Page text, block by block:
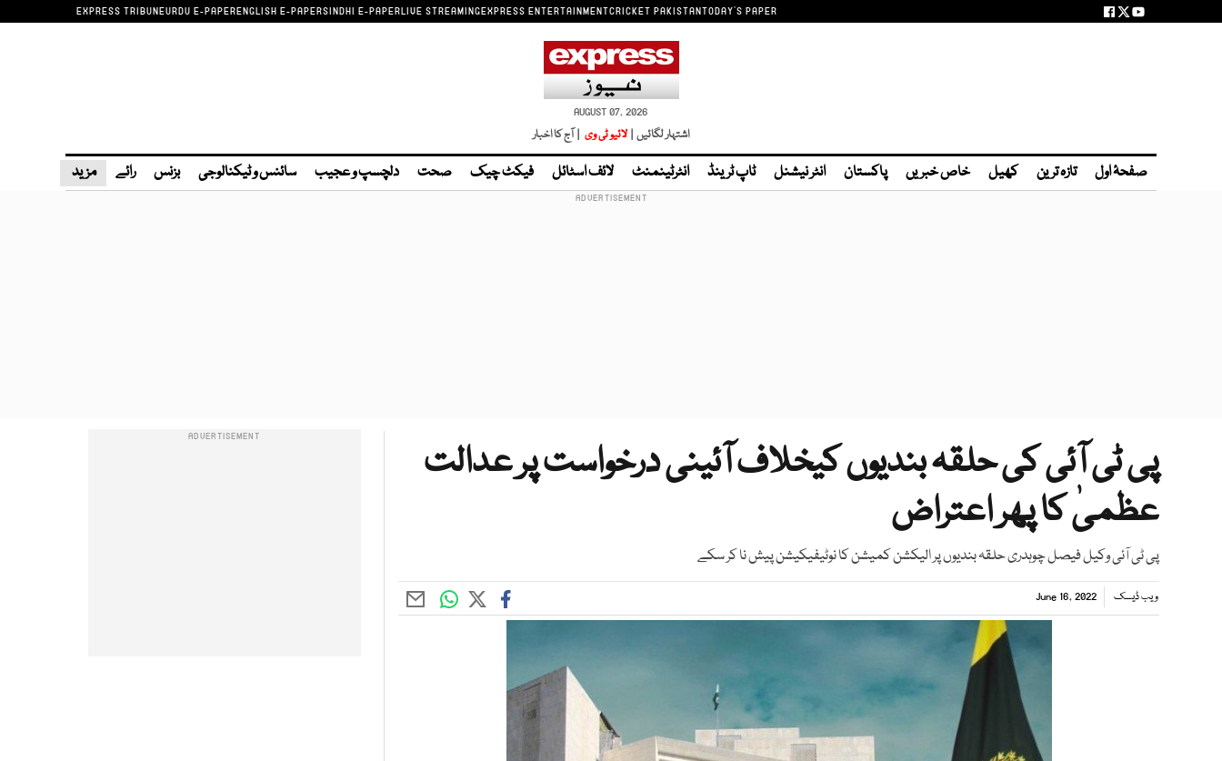
EXPRESS TRIBUNEURDU E-PAPERENGLISH E-PAPERSINDHI E-PAPERLIVE STREAMINGEXPRESS ENTERTAINMENTCRICKET PAKISTANTODAY'S PAPER
AUGUST 07, 2026
اشتہار لگائیں | لائیو ٹی وی | آج کا اخبار
صفحۂ اول تازہ ترین کھیل خاص خبریں پاکستان انٹر نیشنل ٹاپ ٹرینڈ انٹرٹینمنٹ لائف اسٹائل فیکٹ چیک صحت دلچسپ و عجیب سائنس و ٹیکنالوجی بزنس رائے مزید
پی ٹی آئی کی حلقہ بندیوں کیخلاف آئینی درخواست پر عدالت
عظمیٰ کا پھر اعتراض
پی ٹی آئی وکیل فیصل چوہدری حلقہ بندیوں پر الیکشن کمیشن کا نوٹیفیکیشن پیش نا کر سکے
ویب ڈیسک June 16, 2022